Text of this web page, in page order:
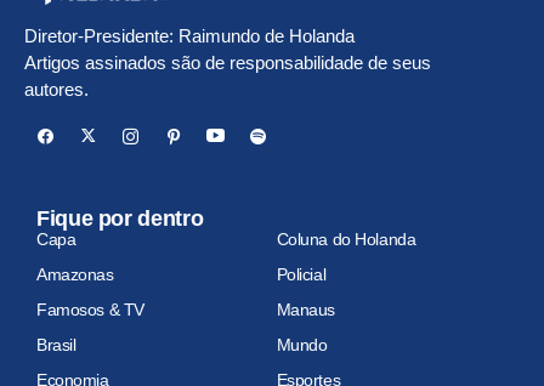
Diretor-Presidente: Raimundo de Holanda
Artigos assinados são de responsabilidade de seus
autores.
Fique por dentro
Capa
Coluna do Holanda
Amazonas
Policial
Famosos & TV
Manaus
Brasil
Mundo
Economia
Esportes